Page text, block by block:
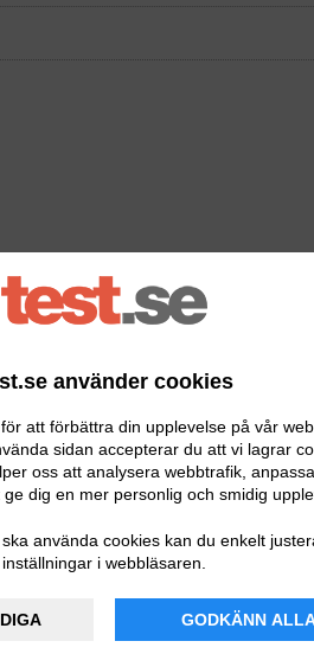
använder cookies
att förbättra din upplevelse på vår
sidan accepterar du att vi lagrar
oss att analysera webbtrafik,
dig en mer personlig och smidig
använda cookies kan du enkelt
inställningar i webbläsaren.
GODKÄNN
i en svart och stilren design och är i
modell med ett gångjärn
mycket mat för att räcka till cirka